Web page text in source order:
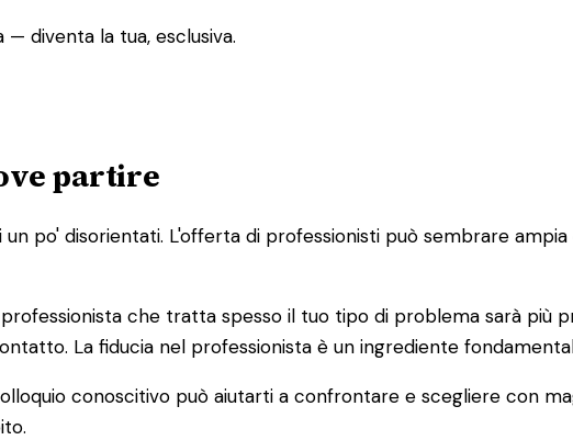
diventa la tua, esclusiva.
partire
po' disorientati. L'offerta di professionisti può sembrare
che tratta spesso il tuo tipo di problema sarà più
La fiducia nel professionista è un ingrediente
conoscitivo può aiutarti a confrontare e scegliere con